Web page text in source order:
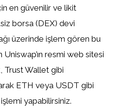
en güvenilir ve likit
borsa (DEX) devi
üzerinde işlem gören bu
Uniswap’ın resmi web sitesi
Trust Wallet gibi
ETH veya USDT gibi
yapabilirsiniz.